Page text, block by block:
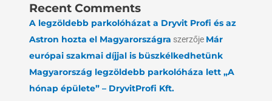
Recent Comments
A legzöldebb parkolóházat a Dryvit Profi és az
Astron hozta el Magyarországra szerzője Már
európai szakmai díjjal is büszkélkedhetünk
Magyarország legzöldebb parkolóháza lett „A
hónap épülete” – DryvitProfi Kft.